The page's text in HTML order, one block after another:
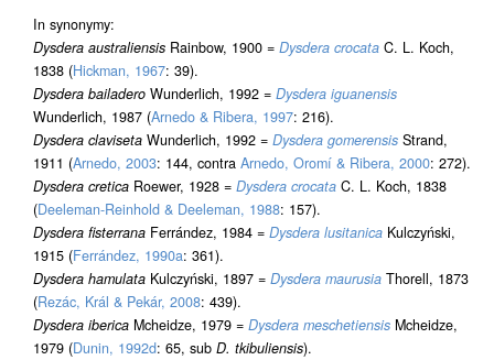
In synonymy:
Dysdera australiensis Rainbow, 1900 = Dysdera crocata C. L. Koch,
1838 (Hickman, 1967: 39).
Dysdera bailadero Wunderlich, 1992 = Dysdera iguanensis
Wunderlich, 1987 (Arnedo & Ribera, 1997: 216).
Dysdera claviseta Wunderlich, 1992 = Dysdera gomerensis Strand,
1911 (Arnedo, 2003: 144, contra Arnedo, Oromí & Ribera, 2000: 272).
Dysdera cretica Roewer, 1928 = Dysdera crocata C. L. Koch, 1838
(Deeleman-Reinhold & Deeleman, 1988: 157).
Dysdera fisterrana Ferrández, 1984 = Dysdera lusitanica Kulczyński,
1915 (Ferrández, 1990a: 361).
Dysdera hamulata Kulczyński, 1897 = Dysdera maurusia Thorell, 1873
(Rezác, Král & Pekár, 2008: 439).
Dysdera iberica Mcheidze, 1979 = Dysdera meschetiensis Mcheidze,
1979 (Dunin, 1992d: 65, sub D. tkibuliensis).